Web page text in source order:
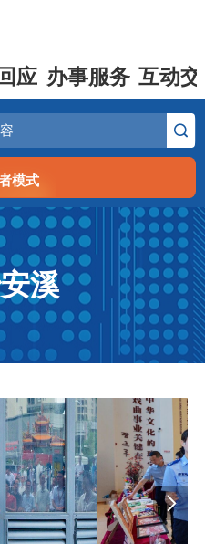
应 办事服务 互动
模式
溪